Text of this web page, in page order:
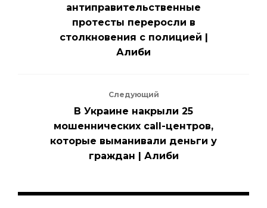
антиправительственные
протесты переросли в
столкновения с полицией |
Алиби
Следующий
В Украине накрыли 25
мошеннических call-центров,
которые выманивали деньги у
граждан | Алиби